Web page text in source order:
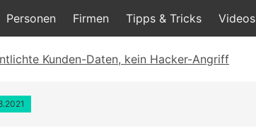
Personen Firmen Tipps & Tricks Videos
Kunden-Daten, kein Hacker-Angriff